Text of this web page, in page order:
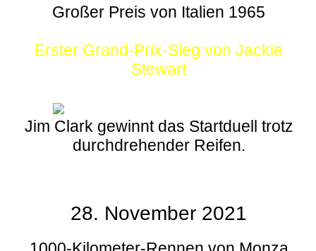
Großer Preis von Italien 1965
Erster Grand-Prix-Sieg von Jackie
Stewart
Jim Clark gewinnt das Startduell trotz
durchdrehender Reifen.
28. November 2021